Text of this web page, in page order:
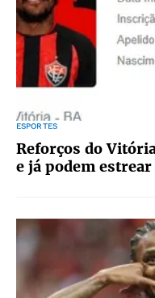
ESPORTES
Reforços do
e já podem estrear